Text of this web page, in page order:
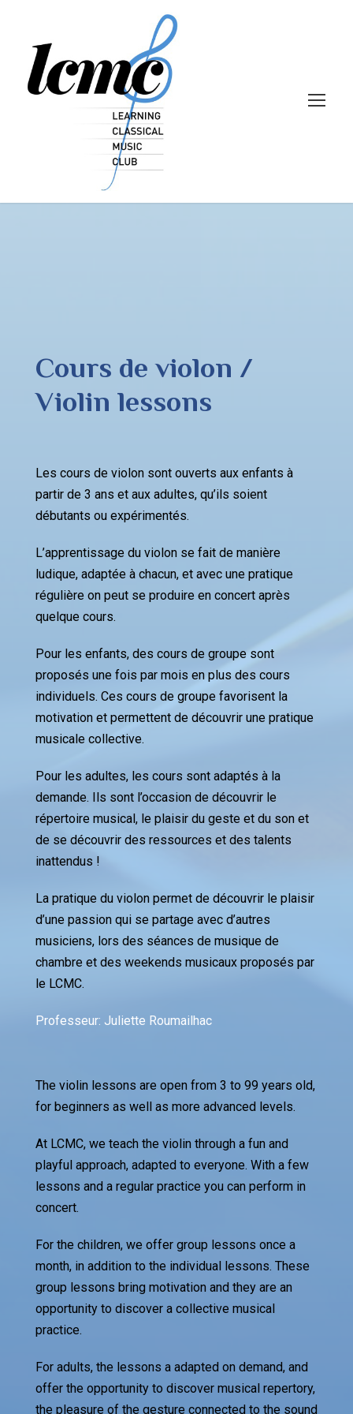
Cours de violon /
Violin lessons
Les cours de violon sont ouverts aux enfants à
partir de 3 ans et aux adultes, qu’ils soient
débutants ou expérimentés.
L’apprentissage du violon se fait de manière
ludique, adaptée à chacun, et avec une pratique
régulière on peut se produire en concert après
quelque cours.
Pour les enfants, des cours de groupe sont
proposés une fois par mois en plus des cours
individuels. Ces cours de groupe favorisent la
motivation et permettent de découvrir une pratique
musicale collective.
Pour les adultes, les cours sont adaptés à la
demande. Ils sont l’occasion de découvrir le
répertoire musical, le plaisir du geste et du son et
de se découvrir des ressources et des talents
inattendus !
La pratique du violon permet de découvrir le plaisir
d’une passion qui se partage avec d’autres
musiciens, lors des séances de musique de
chambre et des weekends musicaux proposés par
le LCMC.
Professeur: Juliette Roumailhac
The violin lessons are open from 3 to 99 years old,
for beginners as well as more advanced levels.
At LCMC, we teach the violin through a fun and
playful approach, adapted to everyone. With a few
lessons and a regular practice you can perform in
concert.
For the children, we offer group lessons once a
month, in addition to the individual lessons. These
group lessons bring motivation and they are an
opportunity to discover a collective musical
practice.
For adults, the lessons a adapted on demand, and
offer the opportunity to discover musical repertory,
the pleasure of the gesture connected to the sound